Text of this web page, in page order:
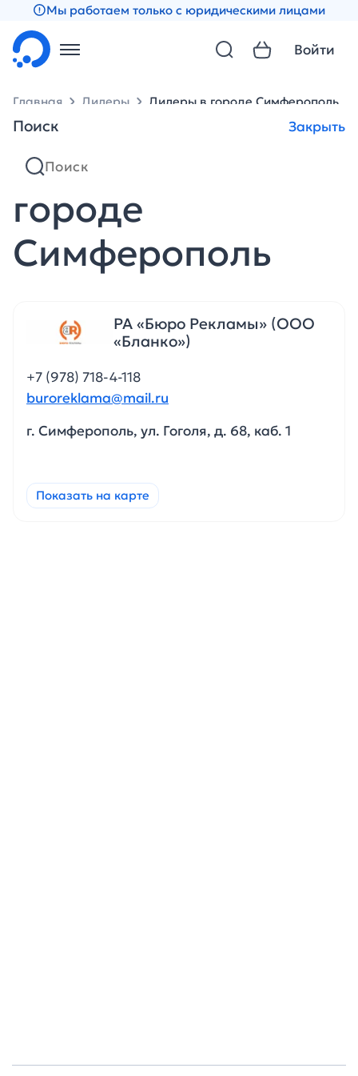
Мы работаем только с юридическими лицами
Поиск Закрыть
Войти
Главная Дилеры Дилеры в городе Симферополь
Партнеры в
городе
Симферополь
РА «Бюро Рекламы» (ООО
«Бланко»)
+7 (978) 718-4-118
buroreklama@mail.ru
г. Симферополь, ул. Гоголя, д. 68, каб. 1
Показать на карте